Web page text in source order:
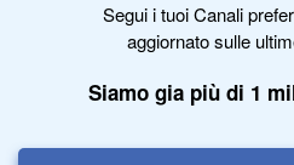
Segui i tuoi Canali
aggiornato sulle
Siamo gia più di 1